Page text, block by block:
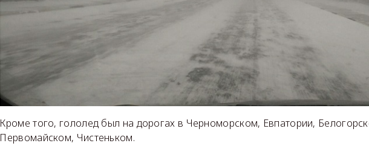
Кроме того, гололед был на дорогах в Черноморском, Евпатории,
Первомайском, Чистеньком.